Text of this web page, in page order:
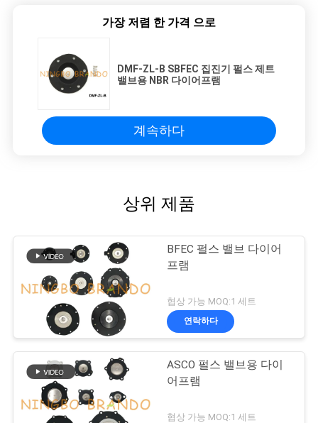
가장 저렴 한 가격 으로
DMF-ZL-B SBFEC 집진기 펄스 제트
밸브용 NBR 다이어프램
계속하다
상위 제품
BFEC 펄스 밸브 다이어
프램
협상 가능 MOQ:1 세트
연락하다
ASCO 펄스 밸브용 다이
어프램
협상 가능 MOQ:1 세트